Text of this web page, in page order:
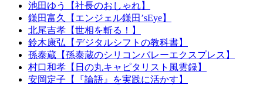
池田ゆう【社長のおしゃれ】
鎌田富久【エンジェル鎌田’sEye】
北尾吉孝【世相を斬る！】
鈴木康弘【デジタルシフトの教科書】
孫泰蔵【孫泰蔵のシリコンバレーエクスプレス】
村口和孝【日の丸キャピタリスト風雲録】
安岡定子【『論語』を実践に活かす】